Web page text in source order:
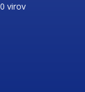
virov